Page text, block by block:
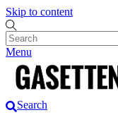
Skip to content
Menu
Search